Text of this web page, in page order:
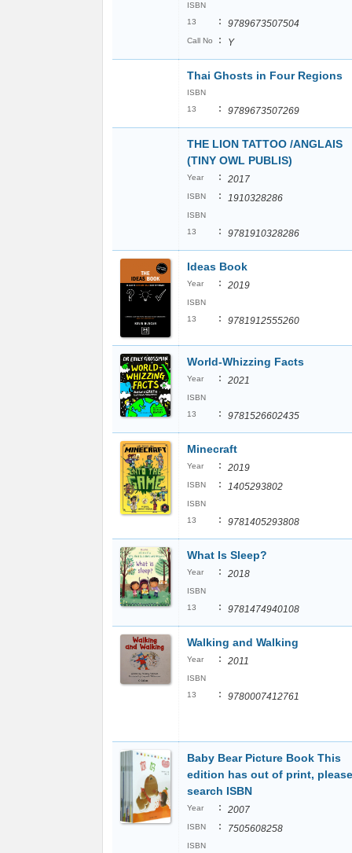
ISBN
13
: 9789673507504
Call No : Y
Thai Ghosts in Four Regions
ISBN
13
: 9789673507269
THE LION TATTOO /ANGLAIS
(TINY OWL PUBLIS)
Year : 2017
ISBN : 1910328286
ISBN
13
: 9781910328286
Ideas Book
Year : 2019
ISBN
13
: 9781912555260
World-Whizzing Facts
Year : 2021
ISBN
13
: 9781526602435
Minecraft
Year : 2019
ISBN : 1405293802
ISBN
13
: 9781405293808
What Is Sleep?
Year : 2018
ISBN
13
: 9781474940108
Walking and Walking
Year : 2011
ISBN
13
: 9780007412761
Baby Bear Picture Book This
edition has out of print, please
search ISBN
Year : 2007
ISBN : 7505608258
ISBN